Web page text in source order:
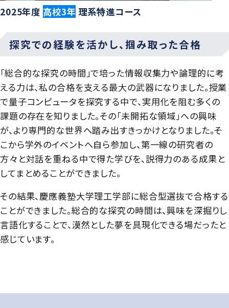
2025年度 高校3年 理系特進コース
探究での経験を活かし、掴み取った合格
「総合的な探究の時間」で培った情報収集力や論理的に考
える力は、私の合格を支える最大の武器になりました。授業
で量子コンピュータを探究する中で、実用化を阻む多くの
課題の存在を知りました。その「未開拓な領域」への興味
が、より専門的な世界へ踏み出すきっかけとなりました。そ
こから学外のイベントへ自ら参加し、第一線の研究者の
方々と対話を重ねる中で得た学びを、説得力のある成果と
してまとめることができました。
その結果、慶應義塾大学理工学部に総合型選抜で合格する
ことができました。総合的な探究の時間は、興味を深掘りし
言語化することで、漠然とした夢を具現化できる場だったと
感じています。